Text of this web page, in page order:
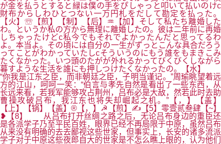
が金を払うとすると緑は僕の手をぴしゃっと叩いて払いのけc
財布からしわひとつない一万円札をだして勘定を払った。
【火】☏【煎】【制】【后】♒【加】そして私たち離婚した
わ。というか私の方から無理に離婚したの。彼は二年前に再婚
しちゃったけどc私今でもそれでよかったんだと思ってるわ
よ。本当よ。その頃には自分の一生がずっとこんな具合だろう
ってことがわかっていたしcそういうのにもう誰をもまきこみ
たくなかった。いつ頭のたがが外れるかってびくびくしながら
暮すような生活を誰にも押しつけたくなかったの。【水】
“你我是江东之臣，而非朝廷之臣，子明当谨记。”周瑜眺望着远
方的江山，呵呵一笑：“伯言与孝先自然是看出了一些东西，从
长远来看，若我军能够攻占荆州，吕布必是大敌，然若此时去助
曹操攻破吕布，我江东也将失却崛起之机。”【，】【盖】
【上】【锅】【盖】®【，】☭【煎】✍【5】零壹贰叁肆【~】
❥【8】 从吕布打开丝绸之路之后，无论吕布身边的重臣还
是各派学子乃至平民百姓，眼界已经不再局限于中原，虽然吕布
从来没有明确的去去鄙视这些世家，但事实上，长安的诸多流派
学子对于中原这些夜郎自大的世家是不怎么瞧上眼的，认为他们